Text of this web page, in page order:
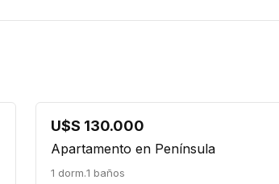
U$S 130.000
Apartamento en Península
1 dorm.1 baños